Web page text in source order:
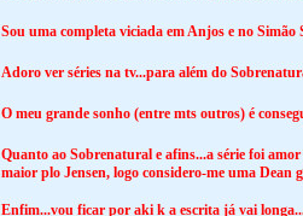
Sou uma completa viciada em Anjos e no Simão
Adoro ver séries na tv...para além do
O meu grande sonho (entre mts outros) é
Quanto ao Sobrenatural e afins...a série foi
maior plo Jensen, logo considero-me uma
Enfim...vou ficar por aki k a escrita já vai